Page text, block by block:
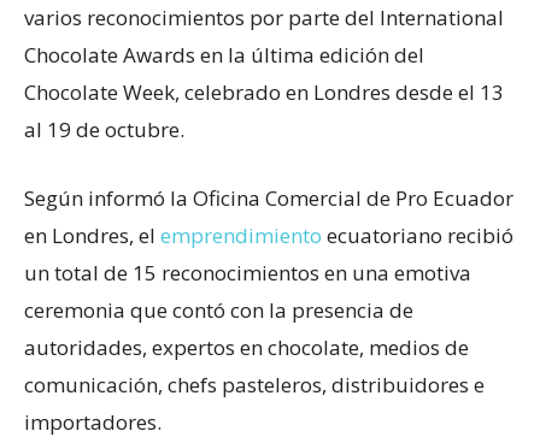
varios reconocimientos por parte del International
Chocolate Awards en la última edición del
Chocolate Week, celebrado en Londres desde el 13
al 19 de octubre.
Según informó la Oficina Comercial de Pro Ecuador
en Londres, el emprendimiento ecuatoriano recibió
un total de 15 reconocimientos en una emotiva
ceremonia que contó con la presencia de
autoridades, expertos en chocolate, medios de
comunicación, chefs pasteleros, distribuidores e
importadores.